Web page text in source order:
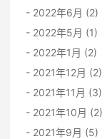
2022年6月 (2)
2022年5月 (1)
2022年1月 (2)
2021年12月 (2)
2021年11月 (3)
2021年10月 (2)
2021年9月 (5)